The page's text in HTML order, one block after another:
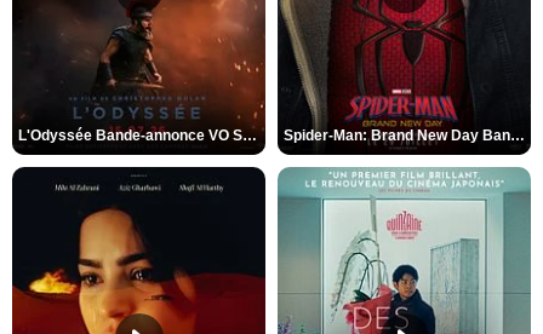
L'Odyssée Bande-annonce VO STFR Spider-Man: Brand New Day Bande-annonce VO STFR